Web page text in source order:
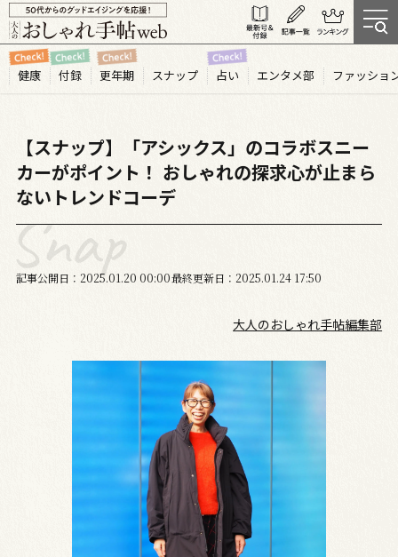
健康 付録 更年期 スナップ 占い エンタメ部 ファッショ
【スナップ】「アシックス」のコラボスニー
カーがポイント！ おしゃれの探求心が止まら
ないトレンドコーデ
記事公開日 2025.01 20 00:00最終更新日 2025.01.24 17:50
大人のおしゃれ手帖編集部